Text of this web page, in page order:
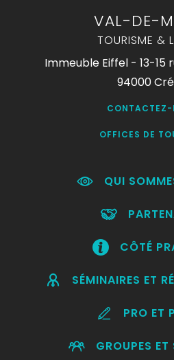
VAL-DE-
TOURISME &
Immeuble Eiffel - 13-15
94000
CONTACTEZ-
OFFICES DE
QUI
CÔTÉ
SÉMINAIRES ET
PRO ET
GROUPES